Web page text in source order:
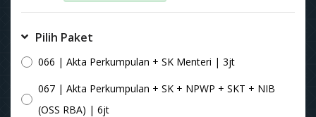
Pilih Paket
066 | Akta Perkumpulan + SK Menteri | 3jt
067 | Akta Perkumpulan + SK + NPWP + SKT + NIB
(OSS RBA) | 6jt